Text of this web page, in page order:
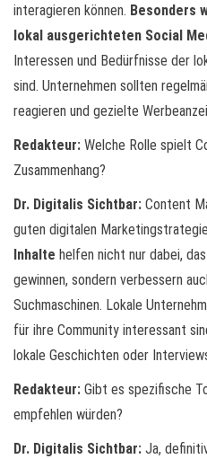
interagieren können. Besonders
lokal ausgerichteten Social
Interessen und Bedürfnisse der
sind. Unternehmen sollten
reagieren und gezielte
Redakteur: Welche Rolle spielt
Zusammenhang?
Dr. Digitalis Sichtbar: Content
guten digitalen
Inhalte helfen nicht nur dabei,
gewinnen, sondern verbessern
Suchmaschinen. Lokale
für ihre Community interessant
lokale Geschichten oder
Redakteur: Gibt es spezifische
empfehlen würden?
Dr. Digitalis Sichtbar: Ja,